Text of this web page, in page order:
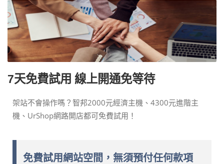
7天免費試用 線上開通免等待
架站不會操作嗎？智邦2000元經濟主機、4300元進階主
機、UrShop網路開店都可免費試用！
免費試用網站空間，無須預付任何款項